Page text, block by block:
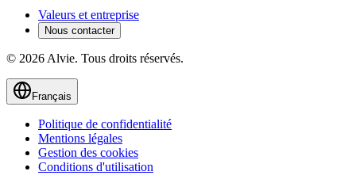
Valeurs et entreprise
Nous contacter
© 2026 Alvie. Tous droits réservés.
Français
Politique de confidentialité
Mentions légales
Gestion des cookies
Conditions d'utilisation